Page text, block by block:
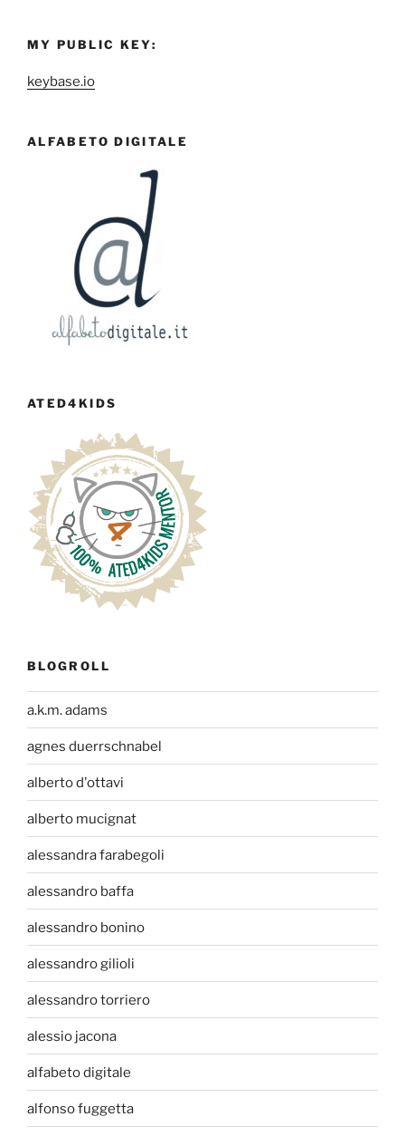
MY PUBLIC KEY:
keybase.io
ALFABETO DIGITALE
ATED4KIDS
BLOGROLL
a.k.m. adams
agnes duerrschnabel
alberto d'ottavi
alberto mucignat
alessandra farabegoli
alessandro baffa
alessandro bonino
alessandro gilioli
alessandro torriero
alessio jacona
alfabeto digitale
alfonso fuggetta